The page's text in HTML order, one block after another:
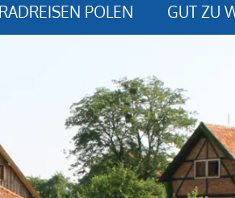
RADREISEN POLEN GUT ZU